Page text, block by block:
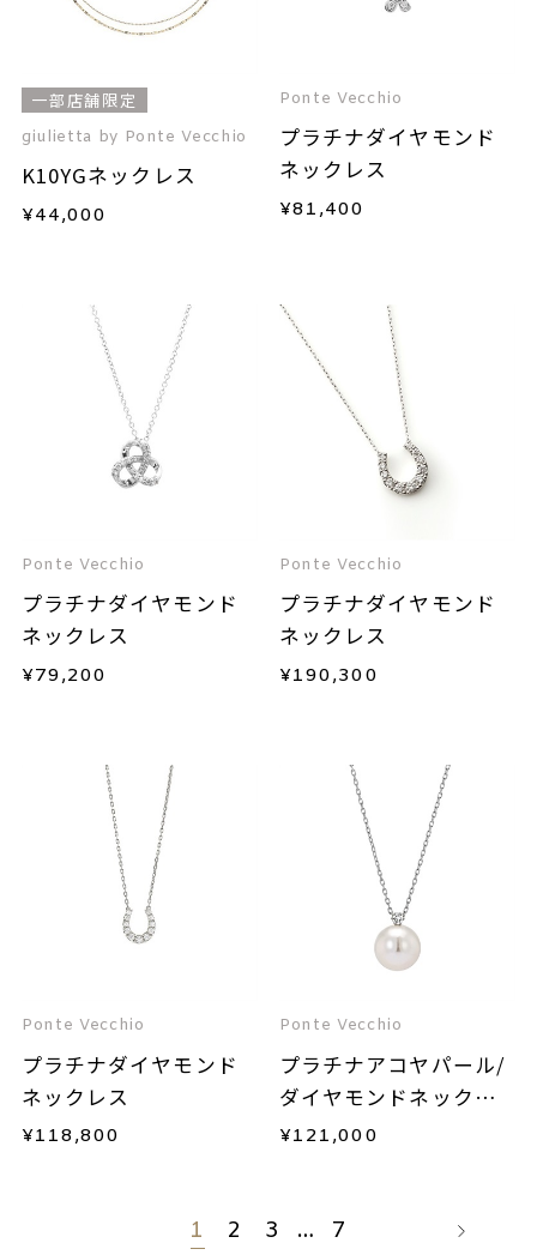
一部店舗限定
giulietta by Ponte Vecchio
K10YGネックレス
¥44,000
Ponte Vecchio
プラチナダイヤモンド
ネックレス
¥81,400
Ponte Vecchio
プラチナダイヤモンド
ネックレス
¥79,200
Ponte Vecchio
プラチナダイヤモンド
ネックレス
¥190,300
Ponte Vecchio
プラチナダイヤモンド
ネックレス
¥118,800
Ponte Vecchio
プラチナアコヤパール/
ダイヤモンドネックレ
ス
¥121,000
1 2 3 … 7